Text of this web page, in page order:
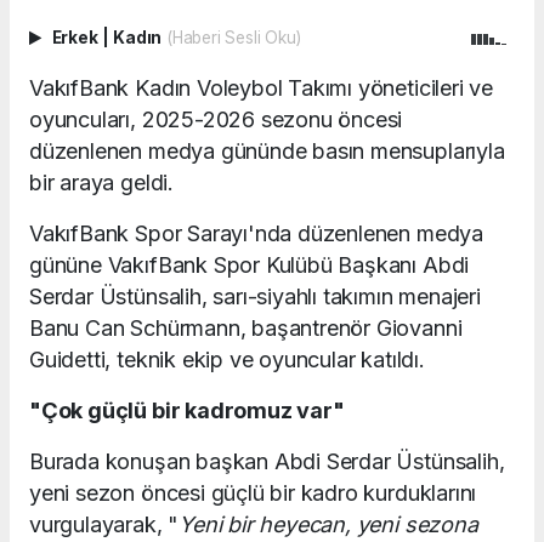
Erkek Kadın (Haberi Sesli Oku)
VakıfBank Kadın Voleybol Takımı yöneticileri ve
oyuncuları, 2025-2026 sezonu öncesi
düzenlenen medya gününde basın mensuplarıyla
bir araya geldi.
VakıfBank Spor Sarayı'nda düzenlenen medya
gününe VakıfBank Spor Kulübü Başkanı Abdi
Serdar Üstünsalih, sarı-siyahlı takımın menajeri
Banu Can Schürmann, başantrenör Giovanni
Guidetti, teknik ekip ve oyuncular katıldı.
"Çok güçlü bir kadromuz var"
Burada konuşan başkan Abdi Serdar Üstünsalih,
yeni sezon öncesi güçlü bir kadro kurduklarını
vurgulayarak, " Yeni bir heyecan, yeni sezona